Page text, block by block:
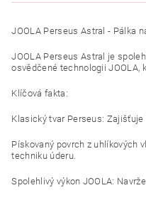
JOOLA Perseus Astral - Pálka
JOOLA Perseus Astral je
osvědčené technologii JOOLA,
Klíčová fakta:
Klasický tvar Perseus: Zajišťuje
Pískovaný povrch z uhlíkových
techniku ​​úderu.
Spolehlivý výkon JOOLA: